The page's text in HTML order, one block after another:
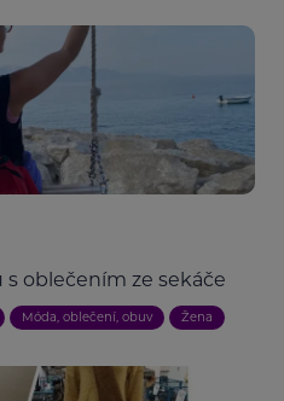
s oblečením ze sekáče
Móda, oblečení, obuv Žena